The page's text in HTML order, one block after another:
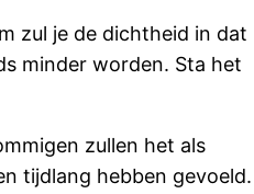
zul je de dichtheid in dat
minder worden. Sta het
zullen het als
tijdlang hebben gevoeld.